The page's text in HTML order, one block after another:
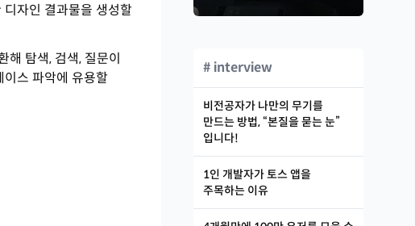
자인 결과물을 생성할
탐색, 검색, 질문이
스 파악에 유용할
# interview
비전공자가 나만의 무기를
만드는 방법, “본질을 묻는 눈”
입니다!
1인 개발자가 토스 앱을
주목하는 이유